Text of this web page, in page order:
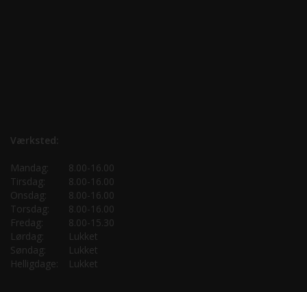
Værksted:
Mandag:
8.00-16.00
Tirsdag:
8.00-16.00
Onsdag:
8.00-16.00
Torsdag:
8.00-16.00
Fredag:
8.00-15.30
Lørdag:
Lukket
Søndag:
Lukket
Helligdage:
Lukket